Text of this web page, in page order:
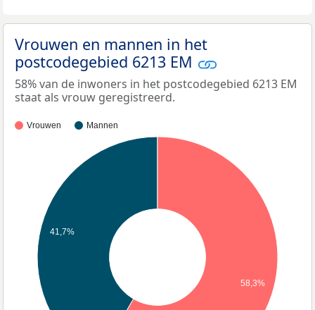
Vrouwen en mannen in het
postcodegebied 6213 EM
58% van de inwoners in het postcodegebied 6213 EM
staat als vrouw geregistreerd.
Vrouwen Mannen
41,7%
58,3%